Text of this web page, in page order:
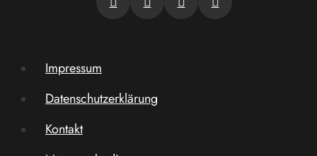
Impressum
Datenschutzerklärung
Kontakt